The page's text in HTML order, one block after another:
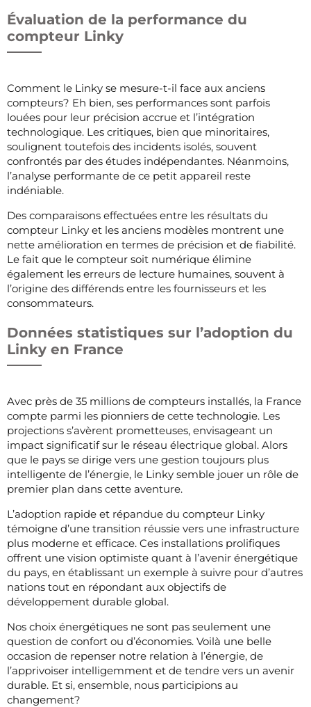
Évaluation de la performance du
compteur Linky
Comment le Linky se mesure-t-il face aux anciens
compteurs? Eh bien, ses performances sont parfois
louées pour leur précision accrue et l’intégration
technologique. Les critiques, bien que minoritaires,
soulignent toutefois des incidents isolés, souvent
confrontés par des études indépendantes. Néanmoins,
l’analyse performante de ce petit appareil reste
indéniable.
Des comparaisons effectuées entre les résultats du
compteur Linky et les anciens modèles montrent une
nette amélioration en termes de précision et de fiabilité.
Le fait que le compteur soit numérique élimine
également les erreurs de lecture humaines, souvent à
l’origine des différends entre les fournisseurs et les
consommateurs.
Données statistiques sur l’adoption du
Linky en France
Avec près de 35 millions de compteurs installés, la France
compte parmi les pionniers de cette technologie. Les
projections s’avèrent prometteuses, envisageant un
impact significatif sur le réseau électrique global. Alors
que le pays se dirige vers une gestion toujours plus
intelligente de l’énergie, le Linky semble jouer un rôle de
premier plan dans cette aventure.
L’adoption rapide et répandue du compteur Linky
témoigne d’une transition réussie vers une infrastructure
plus moderne et efficace. Ces installations prolifiques
offrent une vision optimiste quant à l’avenir énergétique
du pays, en établissant un exemple à suivre pour d’autres
nations tout en répondant aux objectifs de
développement durable global.
Nos choix énergétiques ne sont pas seulement une
question de confort ou d’économies. Voilà une belle
occasion de repenser notre relation à l’énergie, de
l’apprivoiser intelligemment et de tendre vers un avenir
durable. Et si, ensemble, nous participions au
changement?